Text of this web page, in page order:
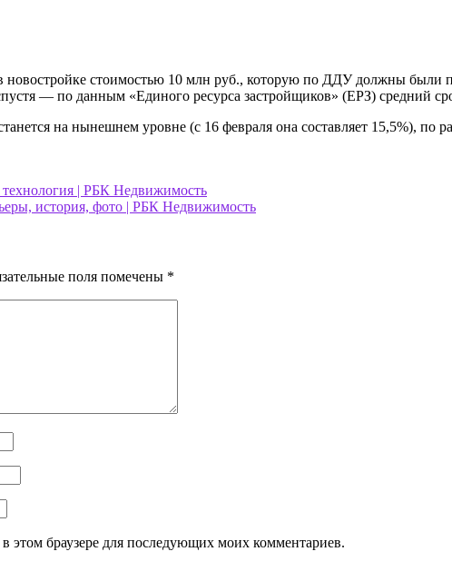
новостройке стоимостью 10 млн руб., которую по ДДУ должны были
— по данным «Единого ресурса застройщиков» (ЕРЗ) средний
на нынешнем уровне (с 16 февраля она составляет 15,5%),
| РБК Недвижимость
история, фото | РБК Недвижимость
поля помечены *
этом браузере для последующих моих комментариев.